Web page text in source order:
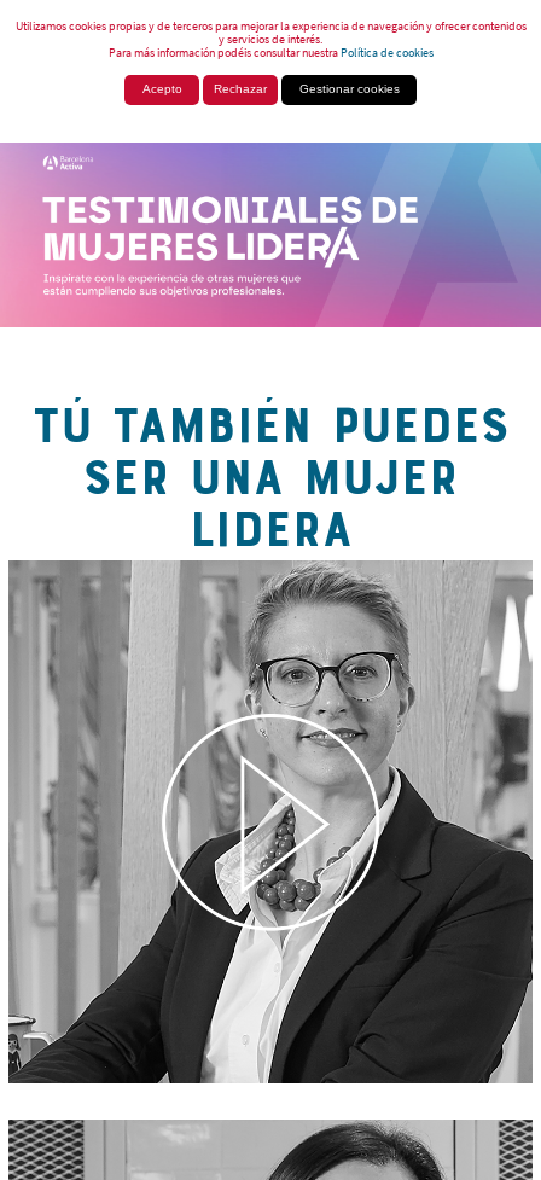
Utilizamos cookies propias y de terceros para mejorar la experiencia de navegación y ofrecer contenidos
y servicios de interés.
Para más información podéis consultar nuestraPolítica de cookies
Acepto Rechazar Gestionar cookies
TÚ TAMBIÉN PUEDES
SER UNA MUJER
LIDERA